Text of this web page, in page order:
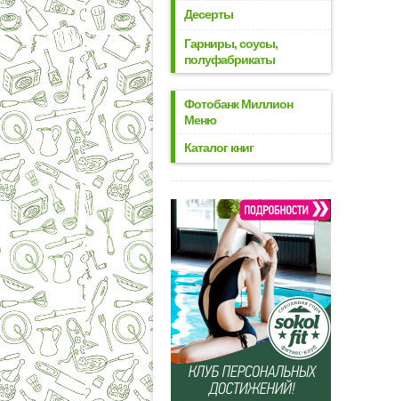
Десерты
Гарниры, соусы,
полуфабрикаты
Фотобанк Миллион
Меню
Каталог книг